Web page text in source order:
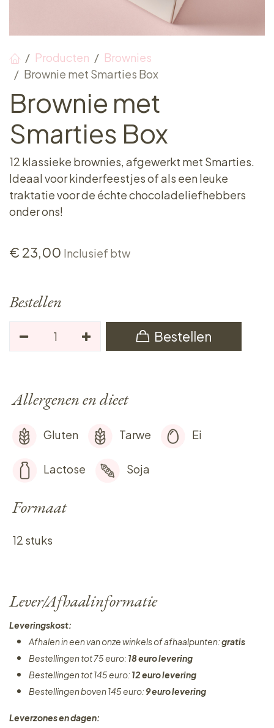
Producten
Brownies
Brownie met Smarties Box
Brownie met
Smarties Box
12 klassieke brownies, afgewerkt met Smarties.
Ideaal voor kinderfeestjes of als een leuke
traktatie voor de échte chocoladeliefhebbers
onder ons!
€ 23,00 Inclusief btw
Bestellen
Bestellen
Allergenen en dieet
Gluten Tarwe Ei
Lactose Soja
Formaat
12 stuks
Lever/Afhaalinformatie
Leveringskost:
Afhalen in een van onze winkels of afhaalpunten:gratis
Bestellingen tot 75 euro: 18 euro levering
Bestellingen tot 145 euro: 12 euro levering
Bestellingen boven 145 euro: 9 euro levering
Leverzones en dagen: